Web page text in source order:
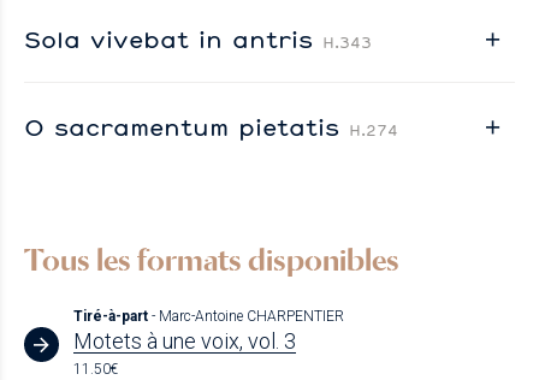
Sola vivebat in antris H.343
O sacramentum pietatis H.274
Tous les formats disponibles
Tiré-à-part - Marc-Antoine CHARPENTIER
Motets à une voix, vol. 3
11.50€